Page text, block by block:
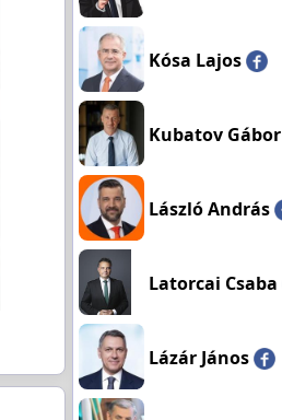
Kósa Lajos
Kubatov Gábor
László András
Latorcai Csaba
Lázár János